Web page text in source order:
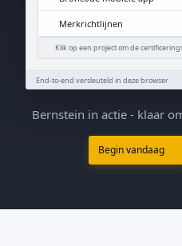
Merkrichtlijnen
Klik op een project om de
End-to-end versleuteld in deze browser
Bernstein in actie - klaar
Begin vandaag